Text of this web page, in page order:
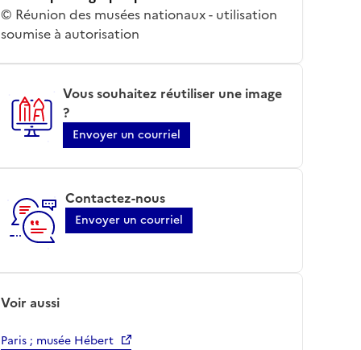
© Réunion des musées nationaux - utilisation
soumise à autorisation
Vous souhaitez réutiliser une image
?
Envoyer un courriel
Contactez-nous
Envoyer un courriel
Voir aussi
Paris ; musée Hébert